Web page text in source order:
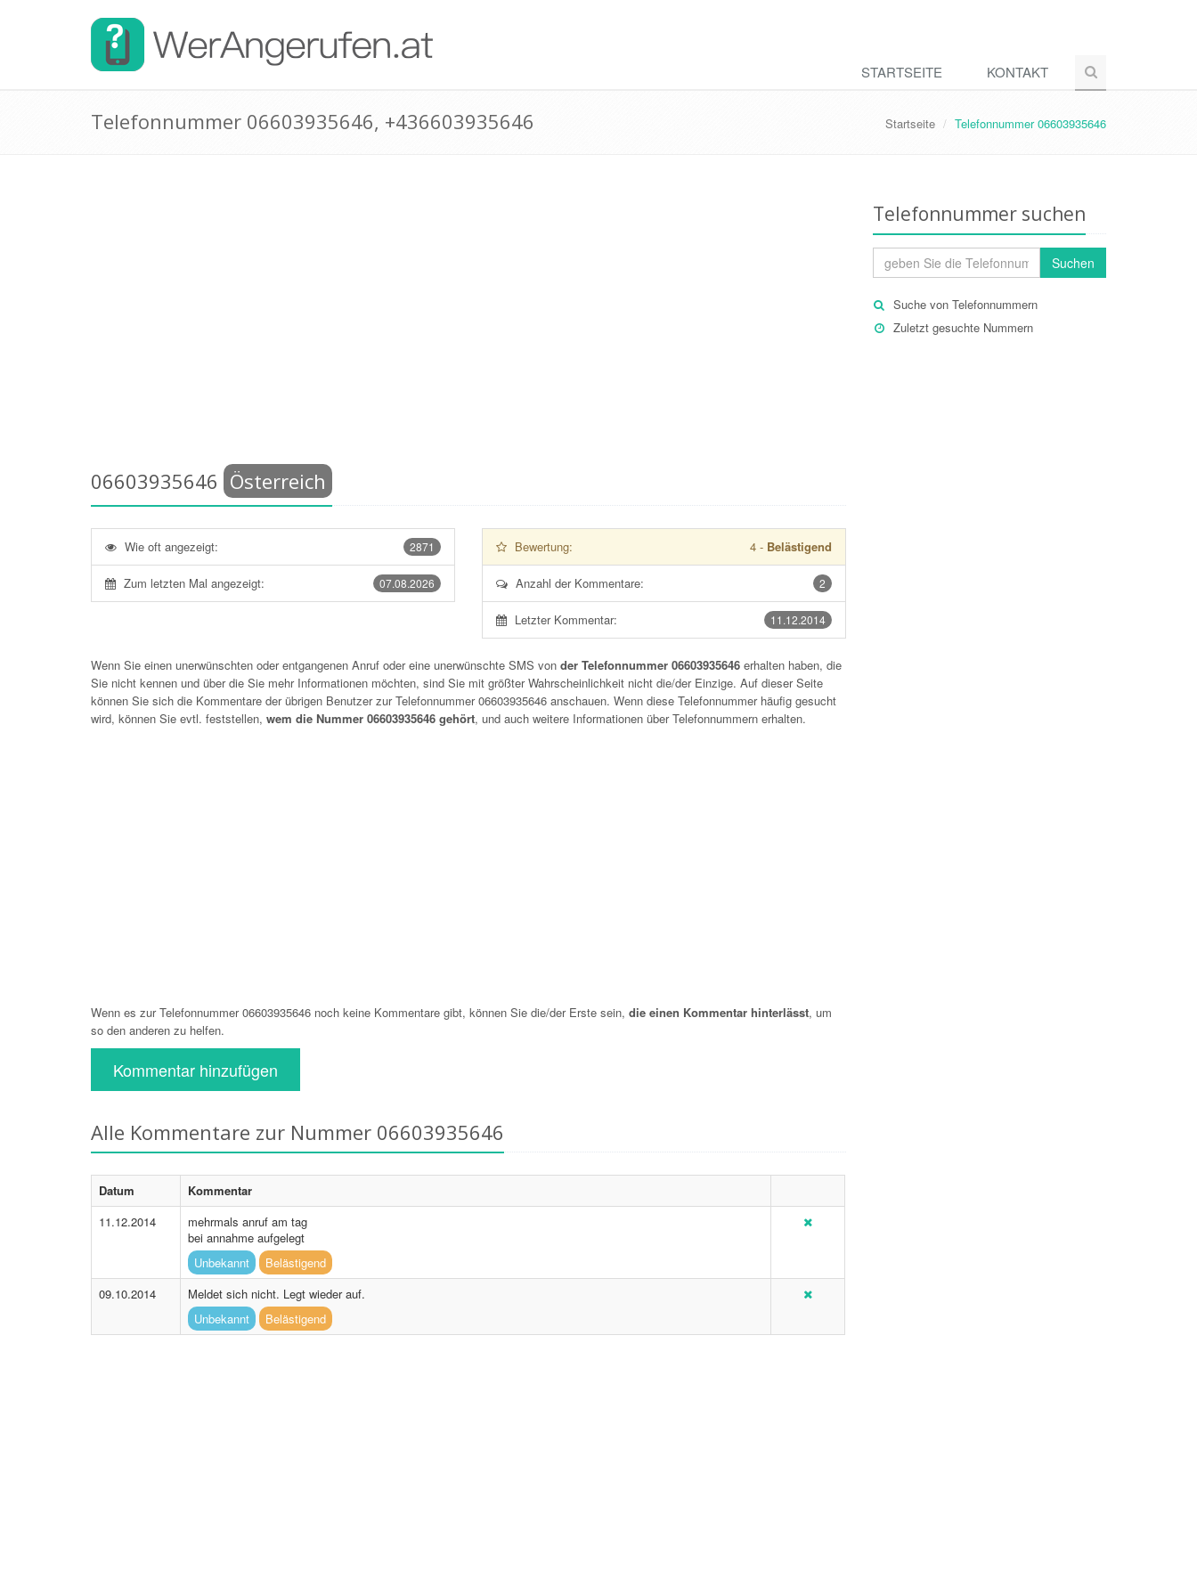
STARTSEITE KONTAKT
Telefonnummer 06603935646, +436603935646 Startseite Telefonnummer 06603935646
06603935646 Österreich
2871
Wie oft angezeigt:
07.08.2026
Zum letzten Mal angezeigt:
Bewertung: 4- Belästigend
2
Anzahl der Kommentare:
11.12.2014
Letzter Kommentar:
Wenn Sie einen unerwünschten oder entgangenen Anruf oder eine unerwünschte SMS von der Telefonnummer 06603935646 erhalten haben, die
Sie nicht kennen und über die Sie mehr Informationen möchten, sind Sie mit größter Wahrscheinlichkeit nicht die/der Einzige. Auf dieser Seite
können Sie sich die Kommentare der übrigen Benutzer zur Telefonnummer06603935646 anschauen. Wenn diese Telefonnummer häufig gesucht
wird, können Sie evtl. feststellen, wem die Nummer 06603935646 gehört, und auch weitere Informationen über Telefonnummern erhalten.
Wenn es zur Telefonnummer 06603935646 noch keine Kommentare gibt, können Sie die/der Erste sein, die einen Kommentar hinterlässt, um
so den anderen zu helfen.
Kommentar hinzufügen
Alle Kommentare zur Nummer 06603935646
Datum
Kommentar
11.12.2014
mehrmals anruf am tag
bei annahme aufgelegt
Unbekannt
Belästigend
09.10.2014
Meldet sich nicht. Legt wieder auf.
Unbekannt
Belästigend
Telefonnummer suchen
Suchen
Suche von Telefonnummern
Zuletzt gesuchte Nummern